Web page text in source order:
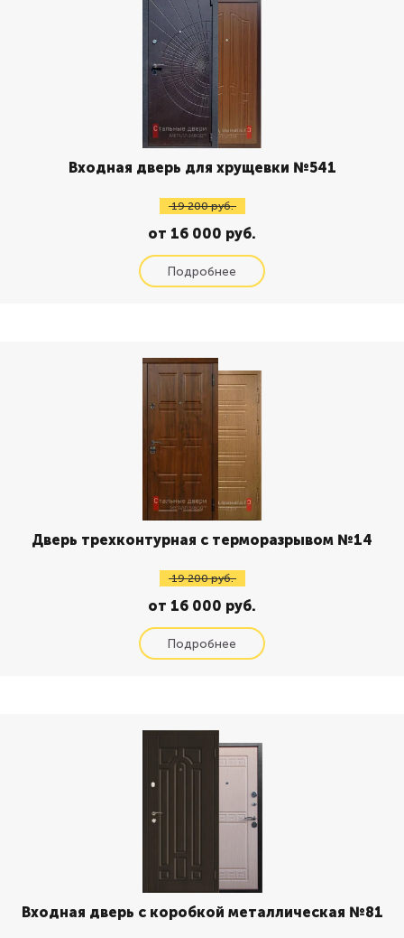
Входная дверь для хрущевки №541
19 200 руб.
от 16 000 руб.
Дверь трехконтурная с терморазрывом №14
19 200 руб.
от 16 000 руб.
Входная дверь с коробкой металлическая №81